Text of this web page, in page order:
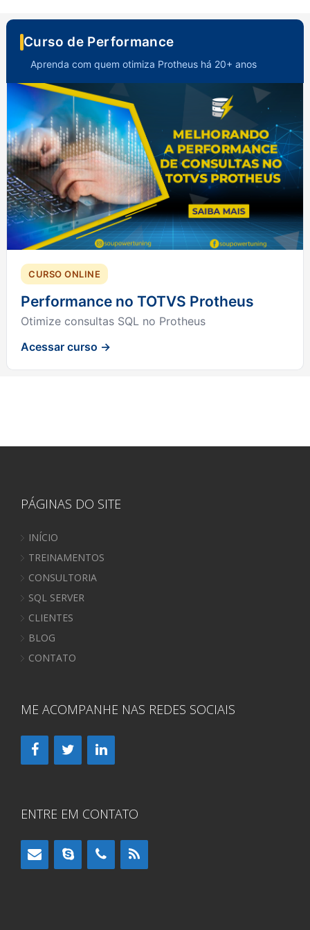
Curso de Performance
Aprenda com quem otimiza Protheus há 20+ anos
CURSO ONLINE
Performance no TOTVS Protheus
Otimize consultas SQL no Protheus
Acessar curso →
PÁGINAS DO SITE
INÍCIO
TREINAMENTOS
CONSULTORIA
SQL SERVER
CLIENTES
BLOG
CONTATO
ME ACOMPANHE NAS REDES SOCIAIS
ENTRE EM CONTATO